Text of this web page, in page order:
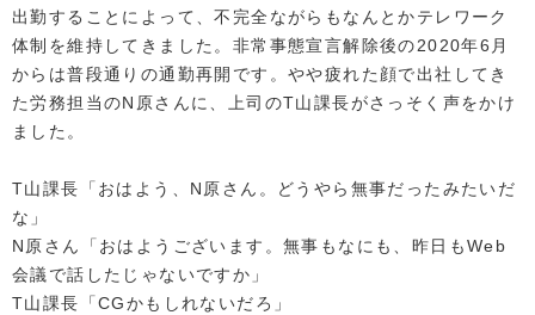
出勤することによって、不完全ながらもなんとかテレワーク
体制を維持してきました。非常事態宣言解除後の2020年6月
からは普段通りの通勤再開です。やや疲れた顔で出社してき
た労務担当のN原さんに、上司のT山課長がさっそく声をかけ
ました。
T山課長「おはよう、N原さん。どうやら無事だったみたいだ
な」
N原さん「おはようございます。無事もなにも、昨日もWeb
会議で話したじゃないですか」
T山課長「CGかもしれないだろ」